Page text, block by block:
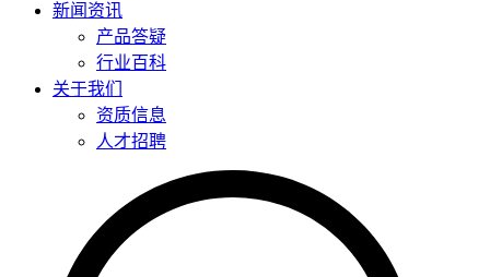
新闻资讯
产品答疑
行业百科
关于我们
资质信息
人才招聘